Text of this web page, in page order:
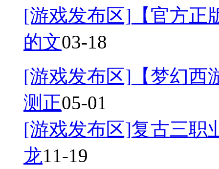
[游戏发布区] 【官方
的文03-18
[游戏发布区] 【梦幻
测正05-01
[游戏发布区]复古三职
龙11-19